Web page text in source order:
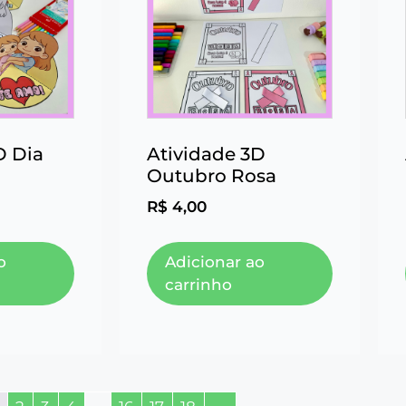
Dia
Atividade 3D
Outubro Rosa
R$ 4,00
Adicionar ao
carrinho